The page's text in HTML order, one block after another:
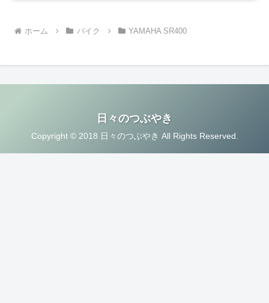
ホーム バイク YAMAHA SR400
日々のつぶやき
Copyright © 2018 日々のつぶやき All Rights Reserved.